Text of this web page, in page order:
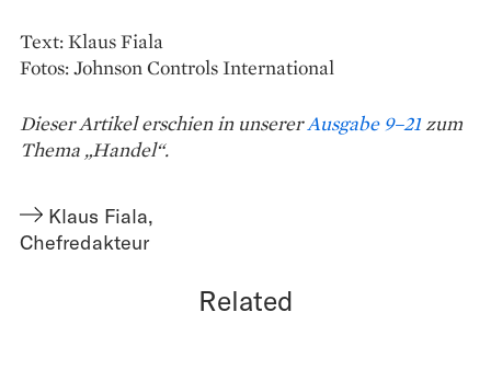
Text: Klaus Fiala
Fotos: Johnson Controls International
Dieser Artikel erschien in unsererAusgabe 9–21zum
Thema „Handel“.
Klaus Fiala,
Chefredakteur
Related